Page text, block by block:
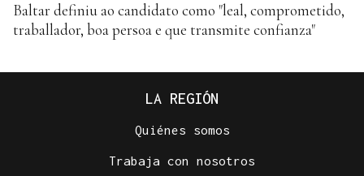
Baltar definiu ao candidato como "leal, comprometido,
traballador, boa persoa e que transmite confianza"
LA REGIÓN
Quiénes somos
Trabaja con nosotros